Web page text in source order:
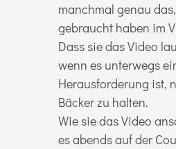
manchmal genau
gebraucht haben im
Dass sie das Video
wenn es unterwegs
Herausforderung ist,
Bäcker zu halten.
Wie sie das Video
es abends auf der